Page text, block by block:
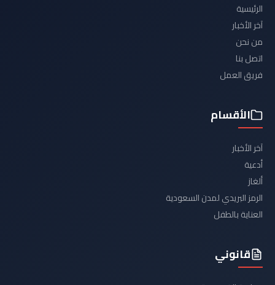
الرئيسية
آخر الأخبار
من نحن
اتصل بنا
فريق العمل
الأقسام
آخر الأخبار
أدعية
ألغاز
الرمز البريدي لمدن السعودية
العناية بالطفل
قانوني